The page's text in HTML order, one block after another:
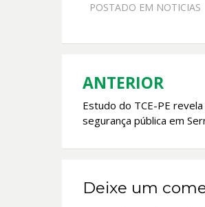
b
POSTADO EM NOTICIAS
Navegação
de
ANTERIOR
Estudo do TCE-PE
segurança pública em
Deixe um